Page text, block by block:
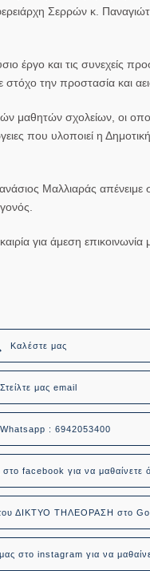
Σερρών κ.
έργο και τις συνεχείς
στόχο την προστασία και
μαθητών σχολείων , οι
που υλοποιεί η
Μαλλιαράς
για άμεση επικοινωνία
Καλέστε μας
Στείλτε μας email
: 6942053400
facebook για να μαθαίνετε
του ΔΙΚΤΥΟ ΤΗΛΕΟΡΑΣΗ στο
στο instagram για να